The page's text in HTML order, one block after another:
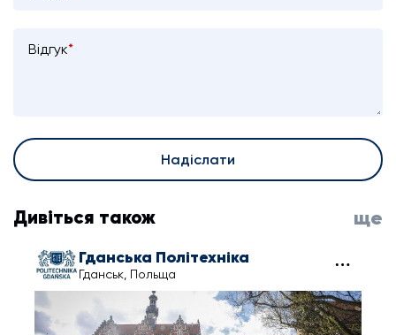
Відгук*
Надіслати
Дивіться також ще
Гданська Політехніка
Гданськ, Польща